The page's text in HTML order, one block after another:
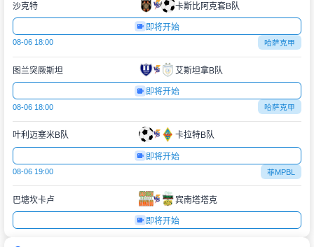
沙克特 卡斯比阿克套B队
即将开始
08-06 18:00 哈萨克甲
图兰突厥斯坦 艾斯坦拿B队
即将开始
08-06 18:00 哈萨克甲
叶利迈塞米B队 卡拉特B队
即将开始
08-06 19:00 菲MPBL
巴塘坎卡卢 宾南塔塔克
即将开始